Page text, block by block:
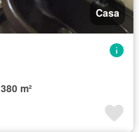
Casa
380 m²